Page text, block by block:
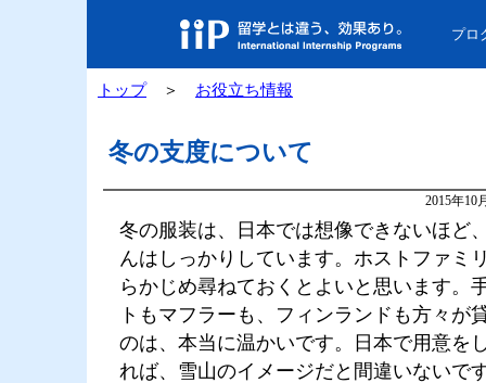
プロ
トップ＞ お役立ち情報
冬の支度について
2015年10
冬の服装は、日本では想像できないほど
んはしっかりしています。ホストファミ
らかじめ尋ねておくとよいと思います。
トもマフラーも、フィンランドも方々が
のは、本当に温かいです。日本で用意を
れば、雪山のイメージだと間違いないで